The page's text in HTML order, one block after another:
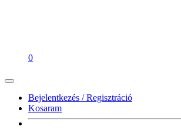
0
Bejelentkezés / Regisztráció
Kosaram